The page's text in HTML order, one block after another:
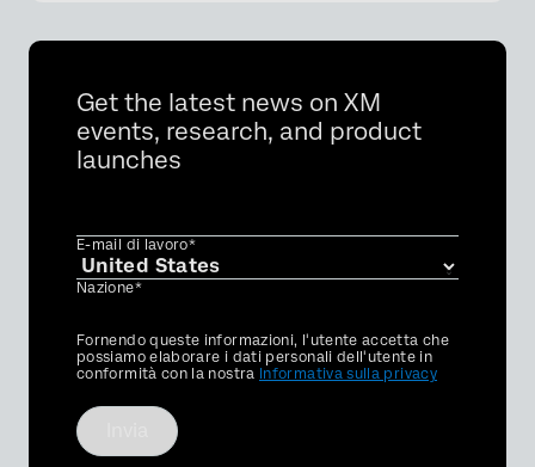
Get the latest news on XM
events, research, and product
launches
E-mail di lavoro*
Nazione*
Privacy
Optin
Fornendo queste informazioni, l'utente accetta che
possiamo elaborare i dati personali dell'utente in
conformità con la nostra Informativa sulla privacy